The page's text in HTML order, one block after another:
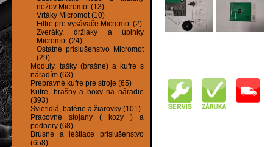
nožov Micromot (13)
Vrtáky Micromot (10)
Filtre pre vysávače Micromot (2)
Zveráky, držiaky a úpinky
Micromot (24)
Ostatné príslušenstvo Micromot
(29)
Moduly, tašky (brašne) a kufre s
náradím (63)
Prepravné kufre pre stroje (65)
Kufre, brašny a boxy na náradie
(393)
Svietidlá, batérie a žiarovky (101)
Pracovné stojany ( kozy ) a
podpery (68)
Brúsne a leštiace príslušenstvo
(658)